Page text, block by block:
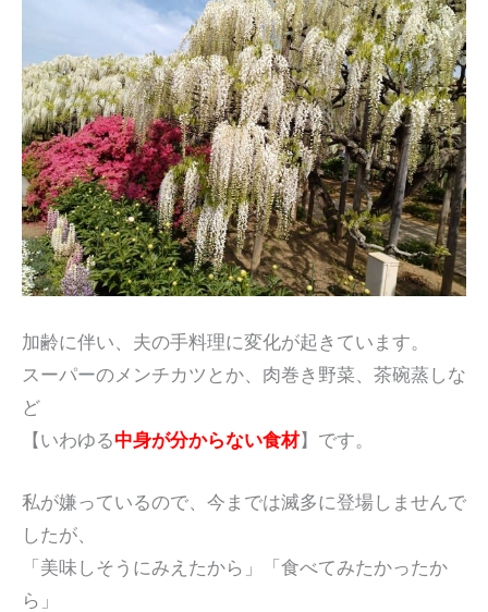
加齢に伴い、夫の手料理に変化が起きています。
スーパーのメンチカツとか、肉巻き野菜、茶碗蒸しな
ど
【いわゆる中身が分からない食材】です。
私が嫌っているので、今までは滅多に登場しませんで
したが、
「美味しそうにみえたから」「食べてみたかったか
ら」